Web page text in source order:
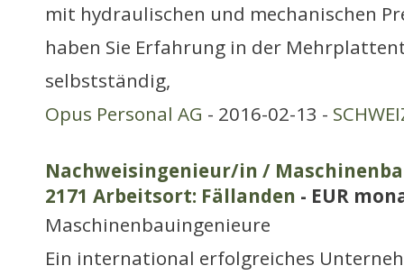
mit hydraulischen und mechanischen
haben Sie Erfahrung in der
selbstständig,
Opus Personal AG - 2016-02-13 -
Nachweisingenieur/in /
2171 Arbeitsort: Fällanden - EUR
Maschinenbauingenieure
Ein international erfolgreiches